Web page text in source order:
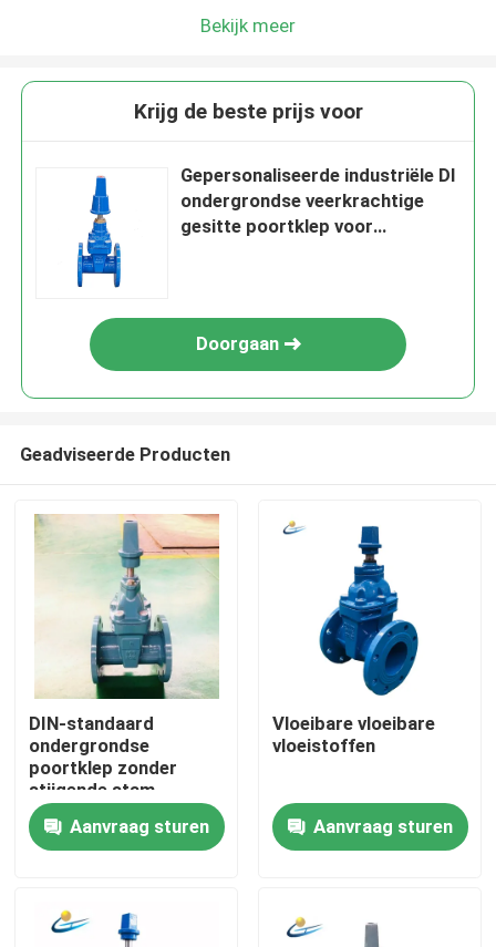
Huis
Bekijk meer
Krijg de beste prijs voor
Gepersonaliseerde industriële DI
ondergrondse veerkrachtige
gesitte poortklep voor
Doorgaan
Geadviseerde Producten
DIN-standaard
ondergrondse
poortklep zonder
stijgende stam
aangepast
Aanvraag sturen
Vloeibare vloeibare
vloeistoffen
Aanvraag sturen